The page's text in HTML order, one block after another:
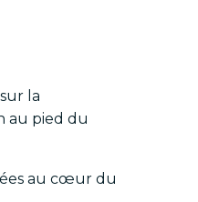
la
au pied du
au cœur du